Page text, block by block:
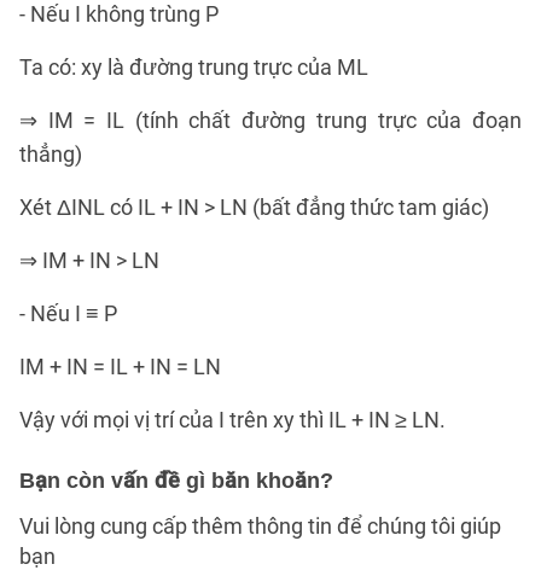
- Nếu I không trùng P
Ta có: xy là đường trung trực của ML
⇒ IM = IL (tính chất đường trung trực của đoạn
thẳng)
Xét ΔINL có IL + IN > LN (bất đẳng thức tam giác)
⇒ IM + IN > LN
- Nếu I ≡ P
IM + IN = IL + IN = LN
Vậy với mọi vị trí của I trên xy thì IL + IN ≥ LN.
Bạn còn vấn đề gì băn khoăn?
Vui lòng cung cấp thêm thông tin để chúng tôi giúp
bạn